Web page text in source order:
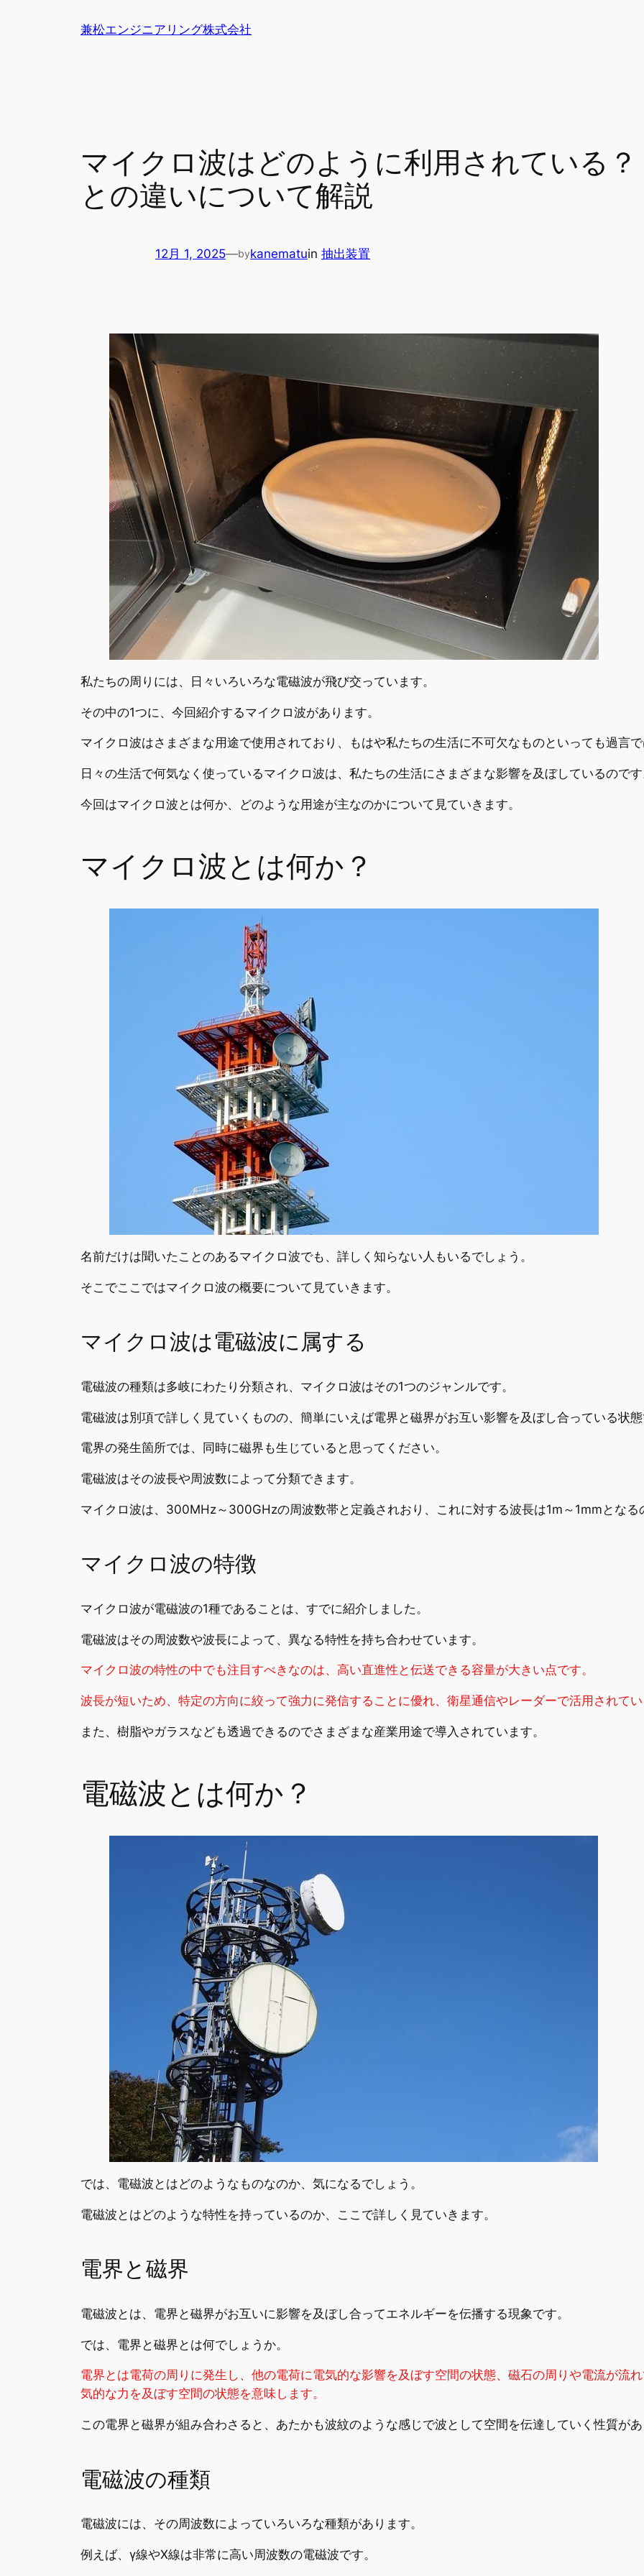
兼松エンジニアリング株式会社
マイクロ波はどのように利用されている
との違いについて解説
12月 1, 2025—bykanematuin 抽出装置
私たちの周りには、日々いろいろな電磁波が飛び交っています。
その中の1つに、今回紹介するマイクロ波があります。
マイクロ波はさまざまな用途で使用されており、もはや私たちの生活に不可欠なものといっても過言
日々の生活で何気なく使っているマイクロ波は、私たちの生活にさまざまな影響を及ぼしているので
今回はマイクロ波とは何か、どのような用途が主なのかについて見ていきます。
マイクロ波とは何か？
名前だけは聞いたことのあるマイクロ波でも、詳しく知らない人もいるでしょう。
そこでここではマイクロ波の概要について見ていきます。
マイクロ波は電磁波に属する
電磁波の種類は多岐にわたり分類され、マイクロ波はその1つのジャンルです。
電磁波は別項で詳しく見ていくものの、簡単にいえば電界と磁界がお互い影響を及ぼし合っている状
電界の発生箇所では、同時に磁界も生じていると思ってください。
電磁波はその波長や周波数によって分類できます。
マイクロ波は、300MHz～300GHzの周波数帯と定義されおり、これに対する波長は1m～1mmとなる
マイクロ波の特徴
マイクロ波が電磁波の1種であることは、すでに紹介しました。
電磁波はその周波数や波長によって、異なる特性を持ち合わせています。
マイクロ波の特性の中でも注目すべきなのは、高い直進性と伝送できる容量が大きい点です。
波長が短いため、特定の方向に絞って強力に発信することに優れ、衛星通信やレーダーで活用されて
また、樹脂やガラスなども透過できるのでさまざまな産業用途で導入されています。
電磁波とは何か？
では、電磁波とはどのようなものなのか、気になるでしょう。
電磁波とはどのような特性を持っているのか、ここで詳しく見ていきます。
電界と磁界
電磁波とは、電界と磁界がお互いに影響を及ぼし合ってエネルギーを伝播する現象です。
では、電界と磁界とは何でしょうか。
電界とは電荷の周りに発生し、他の電荷に電気的な影響を及ぼす空間の状態、磁石の周りや電流が流
気的な力を及ぼす空間の状態を意味します。
この電界と磁界が組み合わさると、あたかも波紋のような感じで波として空間を伝達していく性質が
電磁波の種類
電磁波には、その周波数によっていろいろな種類があります。
例えば、γ線やX線は非常に高い周波数の電磁波です。